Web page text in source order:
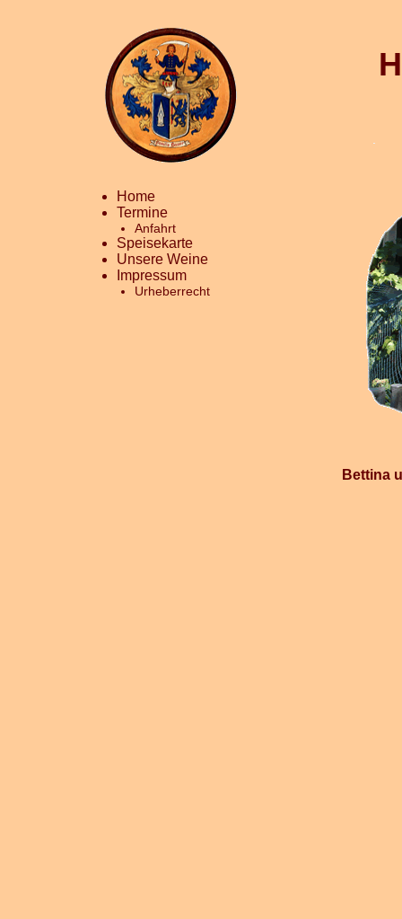
Home
Termine
Anfahrt
Speisekarte
Unsere Weine
Impressum
Urheberrecht
Bettina